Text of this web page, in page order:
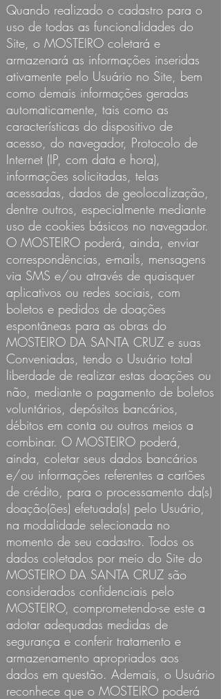
Quando realizado o cadastro para o
uso de todas as funcionalidades do
Site, o MOSTEIRO coletará e
armazenará as informações inseridas
ativamente pelo Usuário no Site, bem
como demais informações geradas
automaticamente, tais como as
características do dispositivo de
acesso, do navegador, Protocolo de
Internet (IP, com data e hora),
informações solicitadas, telas
acessadas, dados de geolocalização,
dentre outros, especialmente mediante
uso de cookies básicos no navegador.
O MOSTEIRO poderá, ainda, enviar
correspondências, e-mails, mensagens
via SMS e/ou através de quaisquer
aplicativos ou redes sociais, com
boletos e pedidos de doações
espontâneas para as obras do
MOSTEIRO DA SANTA CRUZ e suas
Conveniadas, tendo o Usuário total
liberdade de realizar estas doações ou
não, mediante o pagamento de boletos
voluntários, depósitos bancários,
débitos em conta ou outros meios a
combinar. O MOSTEIRO poderá,
ainda, coletar seus dados bancários
e/ou informações referentes a cartões
de crédito, para o processamento da(s)
doação(ões) efetuada(s) pelo Usuário,
na modalidade selecionada no
momento de seu cadastro. Todos os
dados coletados por meio do Site do
MOSTEIRO DA SANTA CRUZ são
considerados confidenciais pelo
MOSTEIRO, comprometendo-se este a
adotar adequadas medidas de
segurança e conferir tratamento e
armazenamento apropriados aos
dados em questão. Ademais, o Usuário
reconhece que o MOSTEIRO poderá